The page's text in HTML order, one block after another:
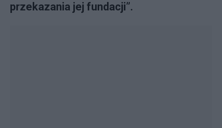
przekazania jej fundacji”.